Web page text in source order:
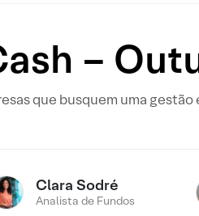
–
que busquem uma
Clara Sodré
Analista de Fundos